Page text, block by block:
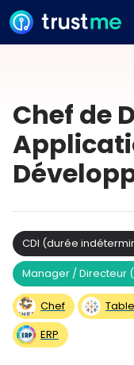
Chef de
CDI (durée
Manager / Directeur
Chef
ERP